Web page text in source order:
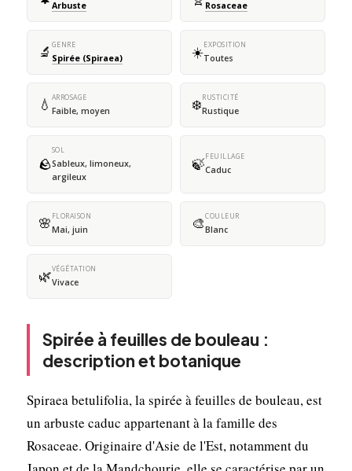
Arbuste Rosaceae
🔬 GENRE
Spirée (Spiraea) ☀️EXPOSITION
Toutes
💧 ARROSAGE
Faible, moyen ❄️RUSTICITÉ
Rustique
🪨
SOL
Sableux, limoneux,
argileux
🍃FEUILLAGE
Caduc
🌸 FLORAISON
Mai, juin 🎨COULEUR
Blanc
🌿VÉGÉTATION
Vivace
Spirée à feuilles de bouleau :
description et botanique
Spiraea betulifolia, la spirée à feuilles de bouleau, est
un arbuste caduc appartenant à la famille des
Rosaceae. Originaire d'Asie de l'Est, notamment du